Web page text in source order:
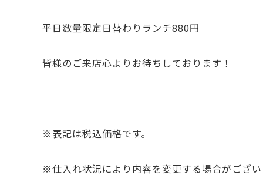
平日数量限定日替わりランチ880円
皆様のご来店心よりお待ちしております！
※表記は税込価格です。
※仕入れ状況により内容を変更する場合がござ